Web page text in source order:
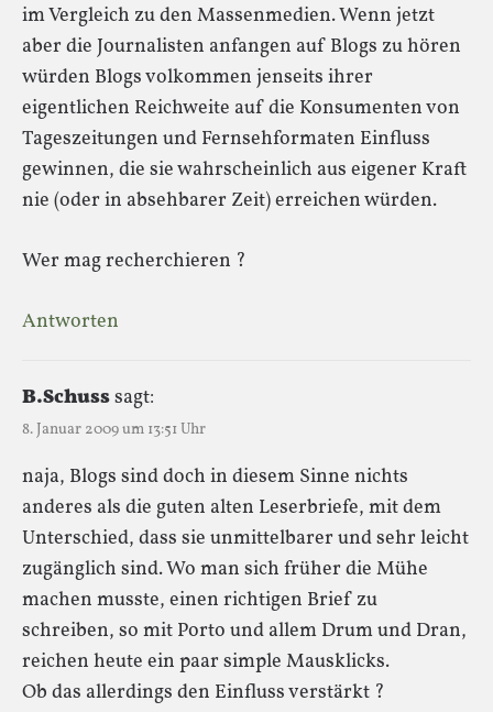
im Vergleich zu den Massenmedien. Wenn jetzt
aber die Journalisten anfangen auf Blogs zu hören
würden Blogs volkommen jenseits ihrer
eigentlichen Reichweite auf die Konsumenten von
Tageszeitungen und Fernsehformaten Einfluss
gewinnen, die sie wahrscheinlich aus eigener Kraft
nie (oder in absehbarer Zeit) erreichen würden.
Wer mag recherchieren ?
Antworten
B.Schusssagt:
8. Januar 2009 um 13:51 Uhr
naja, Blogs sind doch in diesem Sinne nichts
anderes als die guten alten Leserbriefe, mit dem
Unterschied, dass sie unmittelbarer und sehr leicht
zugänglich sind. Wo man sich früher die Mühe
machen musste, einen richtigen Brief zu
schreiben, so mit Porto und allem Drum und Dran,
reichen heute ein paar simple Mausklicks.
Ob das allerdings den Einfluss verstärkt ?